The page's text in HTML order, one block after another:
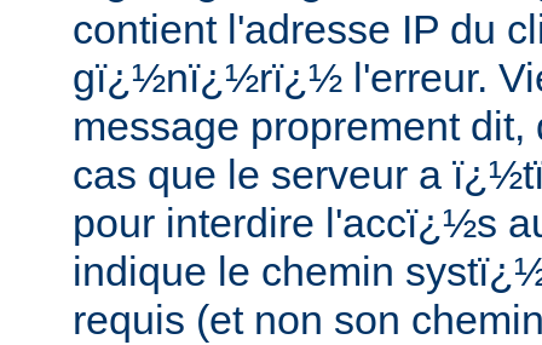
contient l'adresse IP du
gï¿½nï¿½rï¿½ l'erreur.
message proprement
cas que le serveur a
pour interdire l'accï¿½s
indique le chemin
requis (et non son